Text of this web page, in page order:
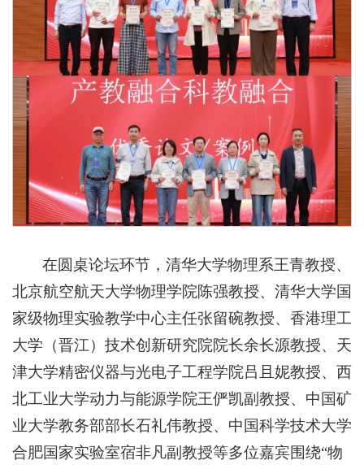
在圆桌论坛环节，清华大学物理系王青教授、
北京航空航天大学物理学院陈强教授、清华大学国
家级物理实验教学中心主任张留碗教授、香港理工
大学（晋江）技术创新研究院院长余长源教授、天
津大学精密仪器与光电子工程学院吕且妮教授、西
北工业大学动力与能源学院王俨凯副教授、中国矿
业大学教务部部长石礼伟教授、中国科学技术大学
合肥国家实验室宿非凡副教授等多位嘉宾围绕“物